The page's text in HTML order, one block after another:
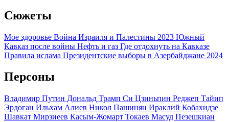
Сюжеты
Мое здоровье Война Израиля и Палестины 2023 Южный
Кавказ после войны Нефть и газ Где отдохнуть на Кавказе
Правила ислама Президентские выборы в Азербайджане 2024
Персоны
Владимир Путин Дональд Трамп Си Цзиньпин Реджеп Тайип
Эрдоган Ильхам Алиев Никол Пашинян Ираклий Кобахидзе
Шавкат Мирзиеев Касым-Жомарт Токаев Масуд Пезешкиан